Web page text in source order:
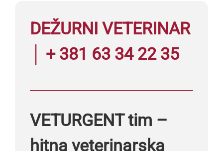
DEŽURNI VETERINAR
│ + 381 63 34 22 35
VETURGENT tim –
hitna veterinarska